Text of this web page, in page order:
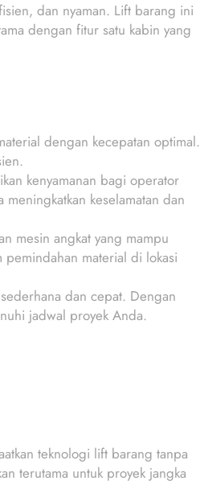
dan nyaman. Lift barang ini
dengan fitur satu kabin yang
dengan kecepatan optimal.
kenyamanan bagi operator
keselamatan dan
mesin angkat yang mampu
material di lokasi
dan cepat. Dengan
jadwal proyek Anda.
teknologi lift barang tanpa
terutama untuk proyek jangka